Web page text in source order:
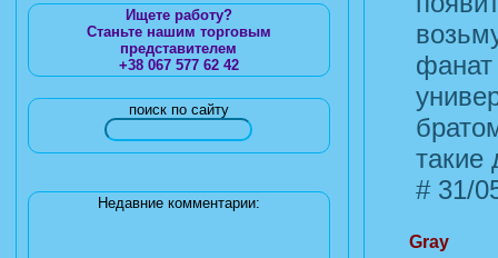
фанат
такие
#31/
Gray
Ищете работу?
Станьте нашим торговым
представителем
+38 067 577 62 42
поиск по сайту
Недавние комментарии: